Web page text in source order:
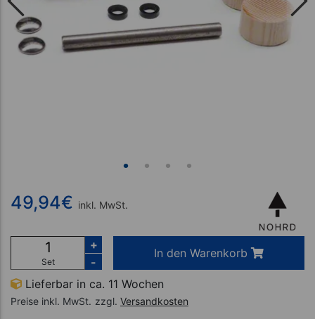
49,94€ inkl. MwSt.
Set
+
-
In den Warenkorb
Lieferbar in ca. 11 Wochen
Preise inkl. MwSt. zzgl. Versandkosten